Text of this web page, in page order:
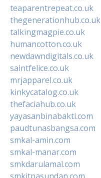
teaparentrepeat.co.uk
thegenerationhub.co.uk
talkingmagpie.co.uk
humancotton.co.uk
newdawndigitals.co.uk
saintfelice.co.uk
mrjapparel.co.uk
kinkycatalog.co.uk
thefaciahub.co.uk
yayasanbinabakti.com
paudtunasbangsa.com
smkal-amin.com
smkal-manar.com
smkdarulamal.com